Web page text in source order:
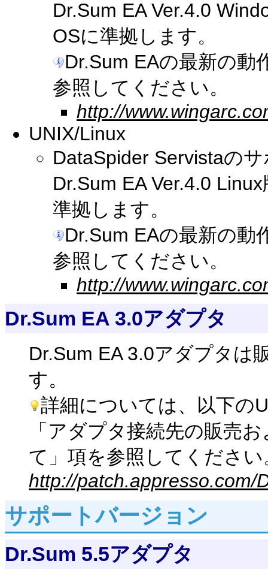
Dr.Sum EA Ver.4.0
OSに準拠します。
Dr.Sum EAの最新の動
参照してください。
http://
UNIX/Linux
DataSpider Servistaの
Dr.Sum EA Ver.4.0
準拠します。
Dr.Sum EAの最新の動
参照してください。
http://
Dr.Sum EA 3.0アダプタ
Dr.Sum EA 3.0アダプタは
す。
詳細については、以下の
「アダプタ接続先の販売
て」項を参照してください
http://patch.appresso.com/
サポートバージョン
Dr.Sum 5.5アダプタ